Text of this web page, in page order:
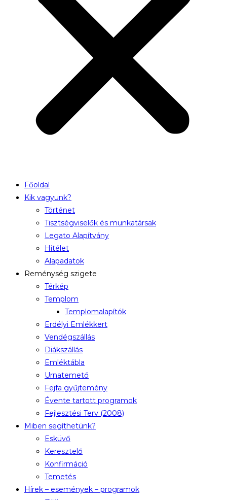
Főoldal
Kik vagyunk?
Történet
Tisztségviselők és munkatársak
Legato Alapítvány
Hitélet
Alapadatok
Reménység szigete
Térkép
Templom
Templomalapítók
Erdélyi Emlékkert
Vendégszállás
Diákszállás
Emléktábla
Urnatemető
Fejfa gyűjtemény
Évente tartott programok
Fejlesztési Terv (2008)
Miben segíthetünk?
Esküvő
Keresztelő
Konfirmáció
Temetés
Hírek – események – programok